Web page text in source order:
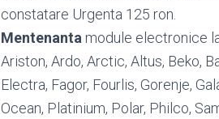
constatare Urgenta 125 ron.
Mentenanta module electronice
Ariston, Ardo, Arctic, Altus, Beko,
Electra, Fagor, Fourlis, Gorenje,
Ocean, Platinium, Polar, Philco,